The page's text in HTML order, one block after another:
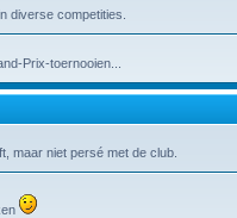
diverse competities.
Prix-toernooien...
maar niet persé met de club.